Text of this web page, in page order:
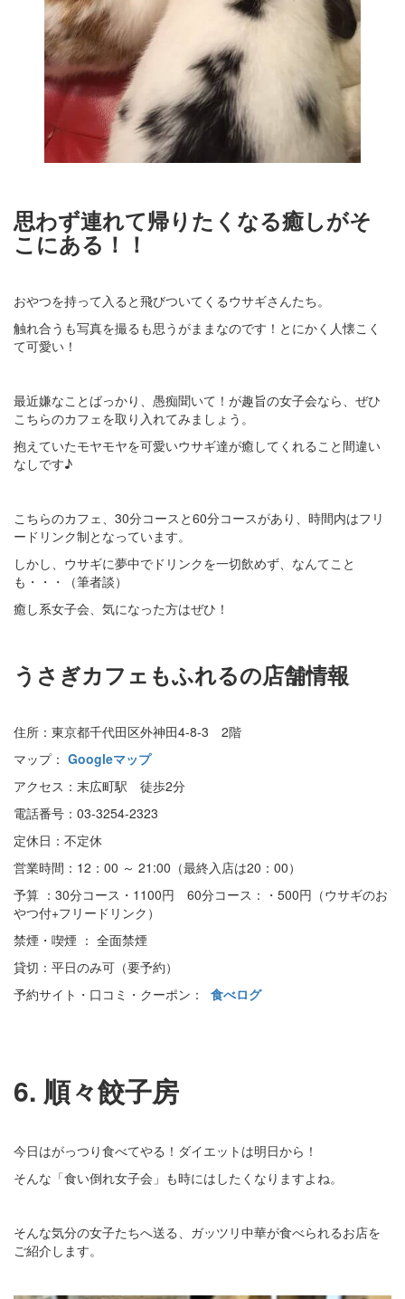
思わず連れて帰りたくなる癒しがそ
こにある！！
おやつを持って入ると飛びついてくるウサギさんたち。
触れ合うも写真を撮るも思うがままなのです！とにかく人懐こく
て可愛い！
最近嫌なことばっかり、愚痴聞いて！が趣旨の女子会なら、ぜひ
こちらのカフェを取り入れてみましょう。
抱えていたモヤモヤを可愛いウサギ達が癒してくれること間違い
なしです♪
こちらのカフェ、30分コースと60分コースがあり、時間内はフリ
ードリンク制となっています。
しかし、ウサギに夢中でドリンクを一切飲めず、なんてこと
も・・・（筆者談）
癒し系女子会、気になった方はぜひ！
うさぎカフェもふれるの店舗情報
住所：東京都千代田区外神田4-8-3 2階
マップ： Googleマップ
アクセス：末広町駅 徒歩2分
電話番号：03-3254-2323
定休日：不定休
営業時間：12：00 ～ 21:00（最終入店は20：00）
予算 ：30分コース・1100円 60分コース：・500円（ウサギのお
やつ付+フリードリンク）
禁煙・喫煙 ： 全面禁煙
貸切：平日のみ可（要予約）
予約サイト・口コミ・クーポン： 食べログ
6. 順々餃子房
今日はがっつり食べてやる！ダイエットは明日から！
そんな「食い倒れ女子会」も時にはしたくなりますよね。
そんな気分の女子たちへ送る、ガッツリ中華が食べられるお店を
ご紹介します。